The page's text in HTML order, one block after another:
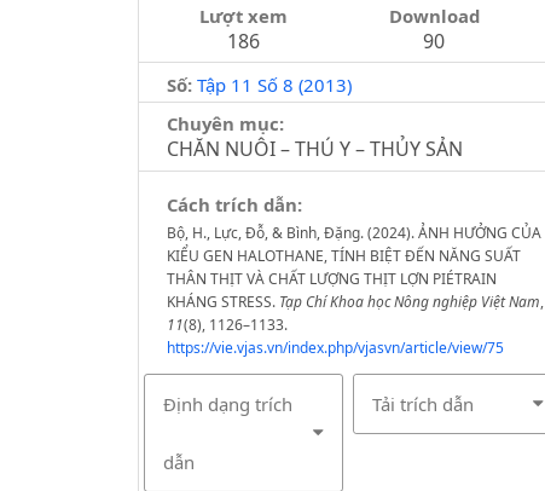
Lượt xem
186
Download
90
Số: Tập 11 Số 8 (2013)
Chuyên mục:
CHĂN NUÔI – THÚ Y – THỦY SẢN
Cách trích dẫn:
Bộ, H., Lực, Đỗ, & Bình, Đặng. (2024). ẢNH HƯỞNG CỦA
KIỂU GEN HALOTHANE, TÍNH BIỆT ĐẾN NĂNG SUẤT
THÂN THỊT VÀ CHẤT LƯỢNG THỊT LỢN PIÉTRAIN
KHÁNG STRESS. Tạp Chí Khoa học Nông nghiệp Việt Nam,
11(8), 1126–1133.
https://vie.vjas.vn/index.php/vjasvn/article/view/75
Định dạng trích
dẫn
Tải trích dẫn